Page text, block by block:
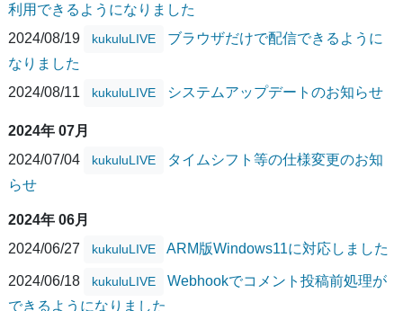
利用できるようになりました
2024/08/19
kukuluLIVE
ブラウザだけで配信できるように
なりました
2024/08/11
kukuluLIVE システムアップデートのお知らせ
2024年 07月
2024/07/04
kukuluLIVE
タイムシフト等の仕様変更のお知
らせ
2024年 06月
2024/06/27
kukuluLIVE ARM版Windows11に対応しました
2024/06/18 kukuluLIVE
Webhookでコメント投稿前処理が
できるようになりました